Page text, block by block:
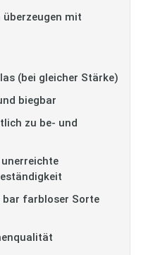
überzeugen mit
(bei gleicher Stärke)
biegbar
zu be- und
farbloser Sorte